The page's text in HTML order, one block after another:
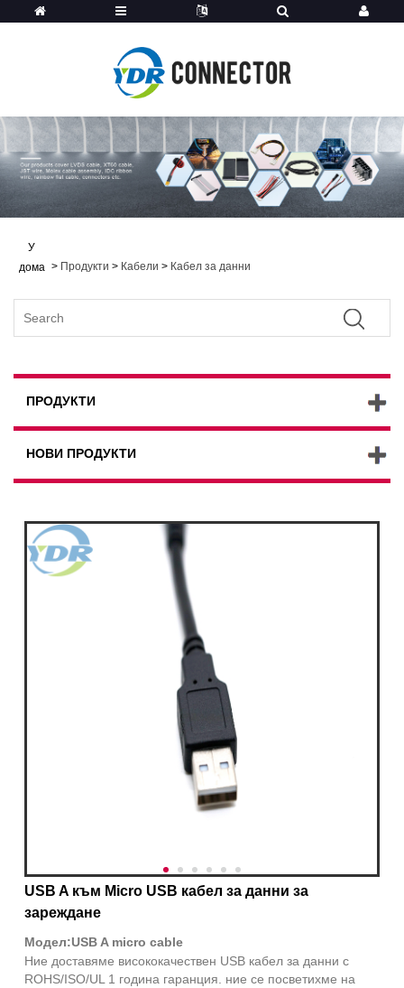
У
дома > Продукти > Кабели > Кабел за данни
ПРОДУКТИ
НОВИ ПРОДУКТИ
USB A към Micro USB кабел за данни за
зареждане
Модел:USB A micro cable
Ние доставяме висококачествен USB кабел за данни с
ROHS/ISO/UL 1 година гаранция. ние се посветихме на